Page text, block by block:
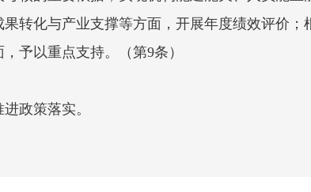
转化与产业支撑等方面，开展年度绩效评价
予以重点支持。（第9条）
政策落实。